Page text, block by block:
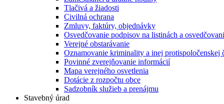
Tlačivá a žiadosti
Civilná ochrana
Zmluvy, faktúry, objednávky
Osvedčovanie podpisov na listinách a
Verejné obstarávanie
Oznamovanie kriminality a inej protispoločenskej
Povinné zverejňovanie informácií
Mapa verejného osvetlenia
Dotácie z rozpočtu obce
Sadzobník služieb a prenájmu
Stavebný úrad